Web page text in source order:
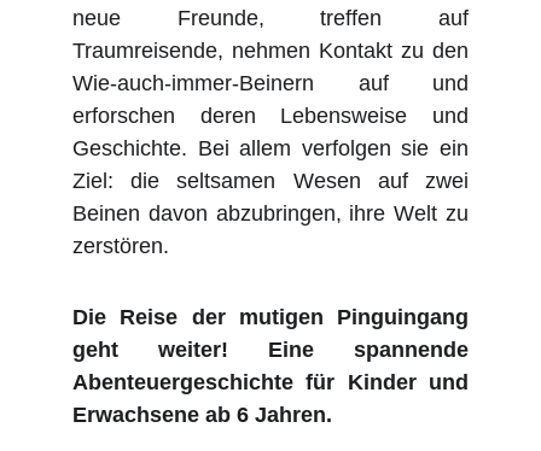
neue Freunde, treffen auf
Traumreisende, nehmen Kontakt zu den
Wie-auch-immer-Beinern auf und
erforschen deren Lebensweise und
Geschichte. Bei allem verfolgen sie ein
Ziel: die seltsamen Wesen auf zwei
Beinen davon abzubringen, ihre Welt zu
zerstören.
Die Reise der mutigen Pinguingang
geht weiter! Eine spannende
Abenteuergeschichte für Kinder und
Erwachsene ab 6 Jahren.